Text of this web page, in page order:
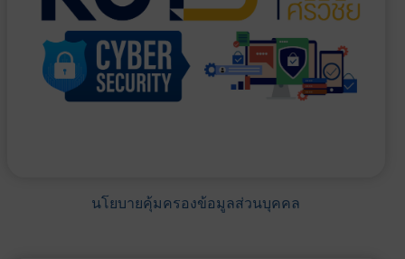
นโยบายคุ้มครองข้อมูลส่วนบุคคล